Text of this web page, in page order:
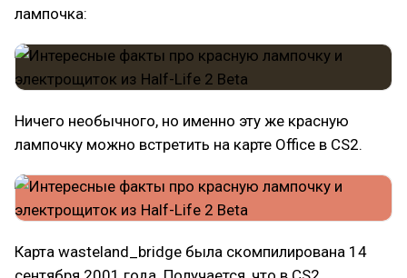
лампочка:
Ничего необычного, но именно эту же красную
лампочку можно встретить на карте Office в CS2.
Карта wasteland_bridge была скомпилирована 14